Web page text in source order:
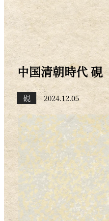
中国清朝時代 硯
硯 2024.12.05